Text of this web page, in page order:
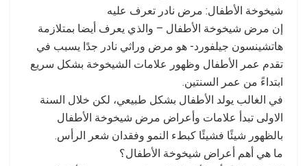
شيخوخة الأطفال: مرض نادر تعرف عليه
إن مرض شيخوخة الأطفال – والذي يعرف أيضا بمتلازمة
هاتشينسون جيلفورد- هو مرض وراثي نادر جدًا يسبب في
تقدم عمر الأطفال وظهور علامات الشيخوخة بشكل سريع
ابتداءً من عمر السنتين.
في الغالب يولد الأطفال بشكل طبيعي، لكن خلال السنة
الاولى تبدأ علامات وأعراض مرض شيخوخة الأطفال
بالظهور شيئًا فشيئًا كبطء النمو وفقدان شعر الرأس.
ما هي أهم أعراض شيخوخة الأطفال؟